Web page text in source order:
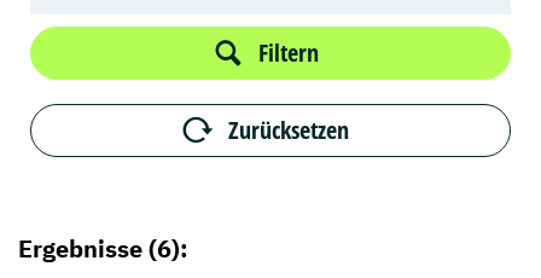
Filtern
Zurücksetzen
Ergebnisse (6):